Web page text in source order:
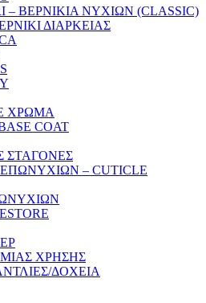
– ΒΕΡΝΙΚΙΑ ΝΥΧΙΩΝ (CLASSIC)
ΔΙΑΡΚΕΙΑΣ
ΧΡΩΜΑ
COAT
ΣΤΑΓΟΝΕΣ
– CUTICLE
ΧΡΗΣΗΣ
ΔΟΧΕΙΑ